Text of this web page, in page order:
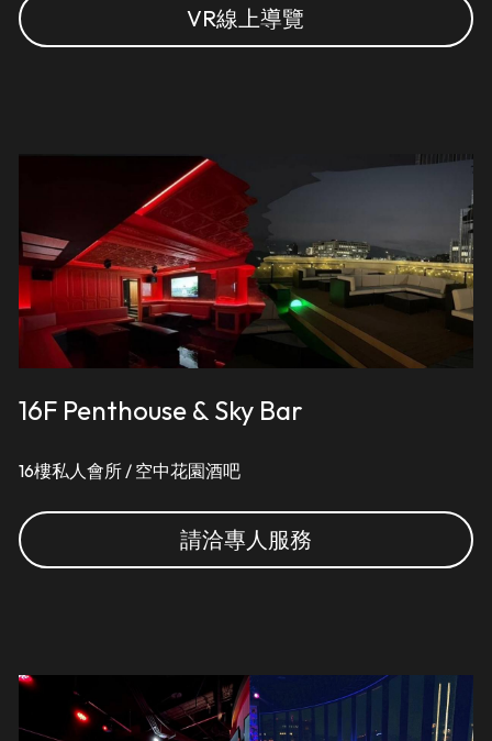
VR線上導覽
16F Penthouse & Sky Bar
16樓私人會所 / 空中花園酒吧
請洽專人服務